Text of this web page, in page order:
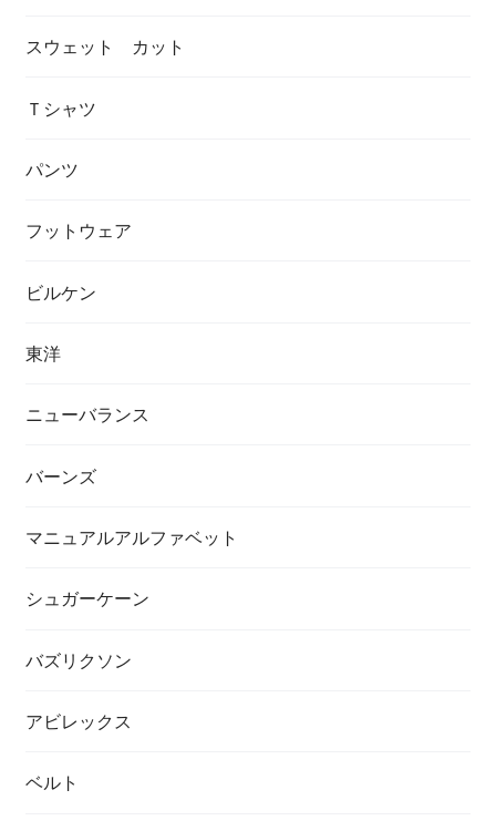
スウェット カット
Ｔシャツ
パンツ
フットウェア
ビルケン
東洋
ニューバランス
バーンズ
マニュアルアルファベット
シュガーケーン
バズリクソン
アビレックス
ベルト